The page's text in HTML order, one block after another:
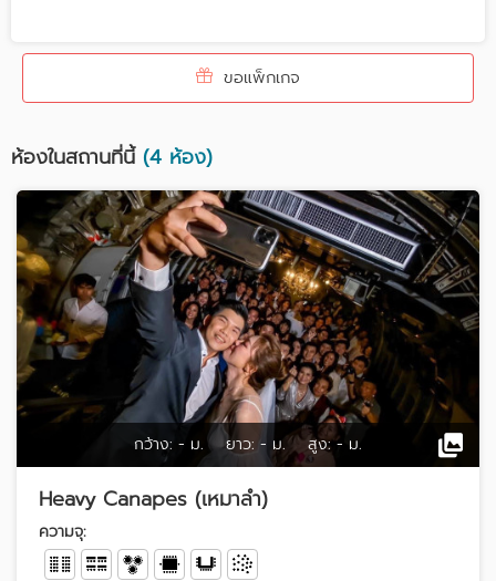
ขอแพ็กเกจ
ห้องในสถานที่นี้(4 ห้อง)
กว้าง: - ม. ยาว: - ม. สูง: - ม.
Heavy Canapes (เหมาลำ)
ความจุ: